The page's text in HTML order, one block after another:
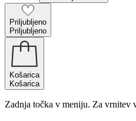
Priljubljeno
Priljubljeno
Košarica
Košarica
Zadnja točka v meniju. Za vrnitev